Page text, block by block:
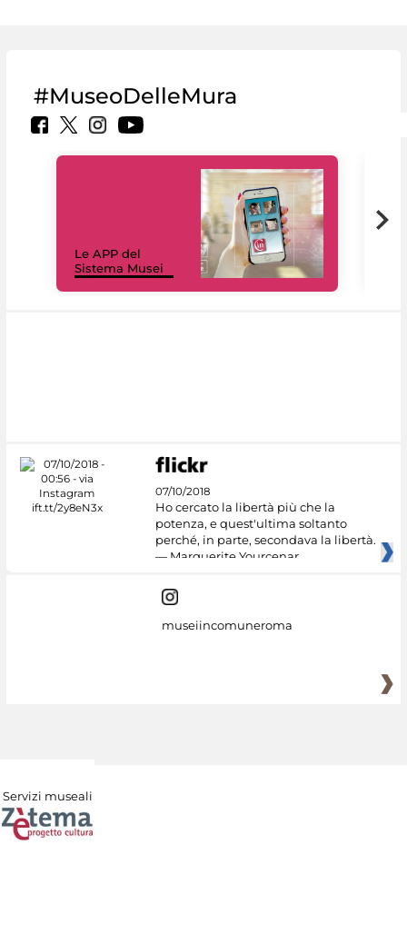
#MuseoDelleMura
Le APP del
Sistema Musei
07/10/2018
Ho cercato la libertà più che la
potenza, e quest'ultima soltanto
perché, in parte, secondava la libertà.
— Marguerite Yourcenar
museiincomuneroma
Servizi museali